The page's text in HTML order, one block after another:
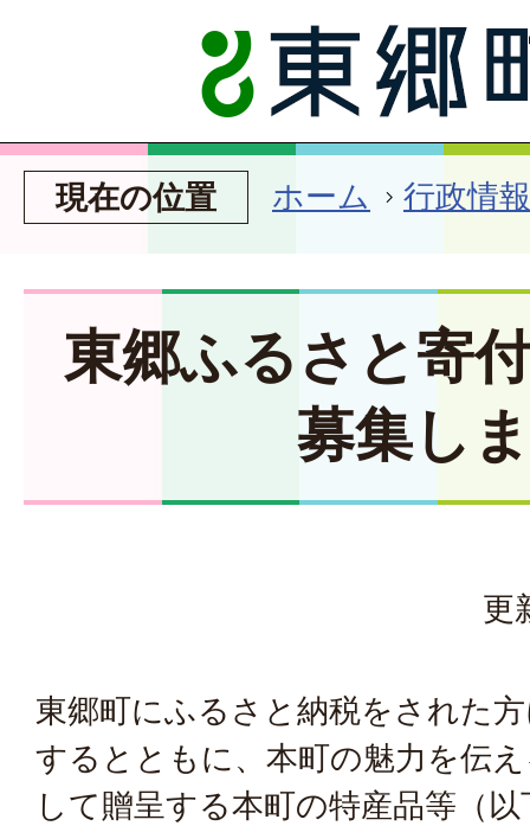
現在の位置 ホーム 行政情報
東郷ふるさと寄
募集し
更
東郷町にふるさと納税をされた
するとともに、本町の魅力を伝
して贈呈する本町の特産品等（